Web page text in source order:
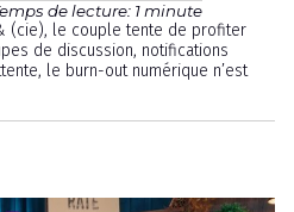
de lecture: 1 minute
(cie), le couple tente de profiter
de discussion, notifications
le burn-out numérique n’est